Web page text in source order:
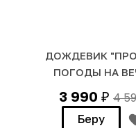
ДОЖДЕВИК
ПОГОДЫ НА
3 990₽ 4
Беру